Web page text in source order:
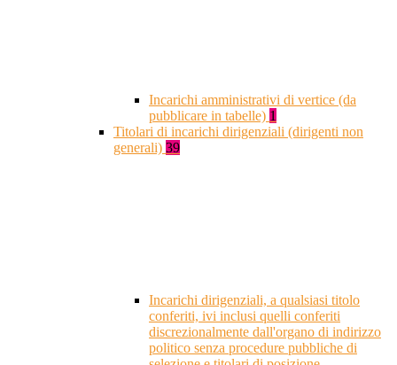
Incarichi amministrativi di vertice (da
pubblicare in tabelle) 1
Titolari di incarichi dirigenziali (dirigenti non
generali) 39
Incarichi dirigenziali, a qualsiasi titolo
conferiti, ivi inclusi quelli conferiti
discrezionalmente dall'organo di indirizzo
politico senza procedure pubbliche di